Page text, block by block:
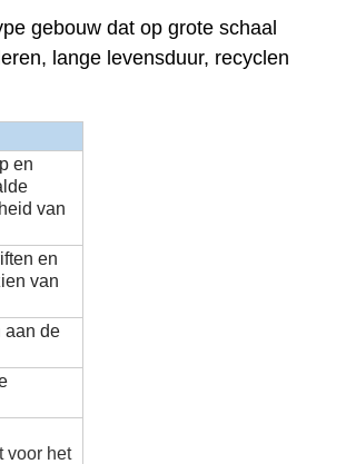
gebouw dat op grote schaal
lange levensduur, recyclen
en
van
en
van
aan de
voor het